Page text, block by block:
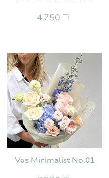
4.750 TL
Vos Minimalist No.01